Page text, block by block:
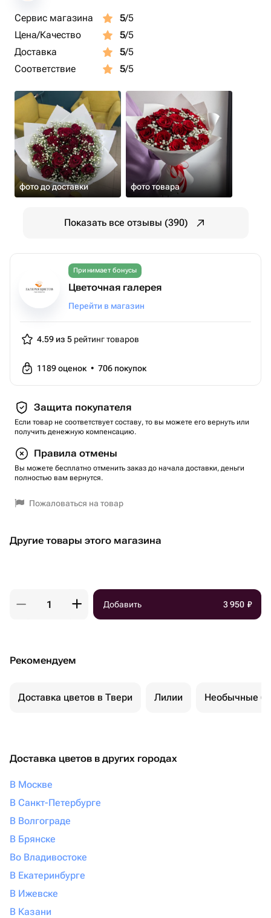
Сервис магазина 5/5
Цена/Качество
5/5
Доставка
5/5
Соответствие
5/5
фото до доставки фото товара
Показать все отзывы (390)
Принимает бонусы
Цветочная галерея
Перейти в магазин
4.59 из 5 рейтинг товаров
1189оценок • 706 покупок
Защита покупателя
Если товар не соответствует составу, то вы можете его вернуть или
получить денежную компенсацию.
Правила отмены
Вы можете бесплатно отменить заказ до начала доставки, деньги
полностью вам вернутся.
Пожаловаться на товар
Другие товары этого магазина
Добавить 3 950 ₽
Рекомендуем
Доставка цветов в Твери Лилии Необычные
Доставка цветов в других городах
В Москве
В Санкт-Петербурге
В Волгограде
В Брянске
Во Владивостоке
В Екатеринбурге
В Ижевске
В Казани